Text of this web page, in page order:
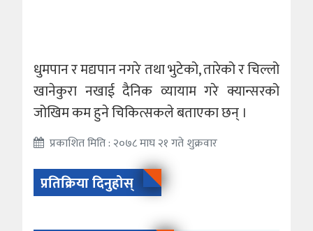
धुमपान र मद्यपान नगरे तथा भुटेको, तारेको र चिल्लो
खानेकुरा नखाई दैनिक व्यायाम गरे क्यान्सरको
जोखिम कम हुने चिकित्सकले बताएका छन् ।
प्रकाशित मिति : २०७८ माघ २१ गते शुक्रवार
प्रतिक्रिया दिनुहोस्